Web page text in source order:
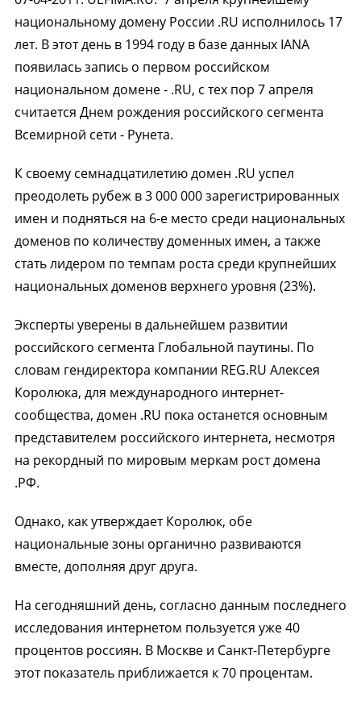
национальному домену России .RU исполнилось 17
лет. В этот день в 1994 году в базе данных IANA
появилась запись о первом российском
национальном домене - .RU, с тех пор 7 апреля
считается Днем рождения российского сегмента
Всемирной сети - Рунета.
К своему семнадцатилетию домен .RU успел
преодолеть рубеж в 3 000 000 зарегистрированных
имен и подняться на 6-е место среди национальных
доменов по количеству доменных имен, а также
стать лидером по темпам роста среди крупнейших
национальных доменов верхнего уровня (23%).
Эксперты уверены в дальнейшем развитии
российского сегмента Глобальной паутины. По
словам гендиректора компании REG.RU Алексея
Королюка, для международного интернет-
сообщества, домен .RU пока останется основным
представителем российского интернета, несмотря
на рекордный по мировым меркам рост домена
.РФ.
Однако, как утверждает Королюк, обе
национальные зоны органично развиваются
вместе, дополняя друг друга.
На сегодняшний день, согласно данным последнего
исследования интернетом пользуется уже 40
процентов россиян. В Москве и Санкт-Петербурге
этот показатель приближается к 70 процентам.